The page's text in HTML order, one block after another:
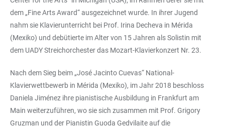
dem „Fine Arts Award“ ausgezeichnet wurde. In ihrer Jugend
nahm sie Klavierunterricht bei Prof. Irina Decheva in Mérida
(Mexiko) und debütierte im Alter von 15 Jahren als Solistin mit
dem UADY Streichorchester das Mozart-Klavierkonzert Nr. 23.
Nach dem Sieg beim „José Jacinto Cuevas“ National-
Klavierwettbewerb in Mérida (Mexiko), im Jahr 2018 beschloss
Daniela Jiménez ihre pianistische Ausbildung in Frankfurt am
Main weiterzuführen, wo sie sich zusammen mit Prof. Grigory
Gruzman und der Pianistin Guoda Gedvilaite auf die